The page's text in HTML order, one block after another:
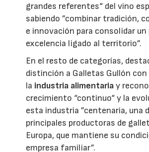
grandes referentes“ del vino
sabiendo ”combinar tradición,
e innovación para consolidar
excelencia ligado al territorio”.
En el resto de categorías,
distinción a Galletas Gullón con
la industria alimentariay
crecimiento “continuo“ y la
esta industria ”centenaria, una
principales productoras de
Europa, que mantiene su
empresa familiar”.